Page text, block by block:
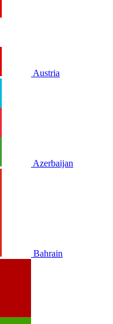
Austria
Azerbaijan
Bahrain